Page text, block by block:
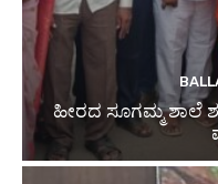
ಹೀರದ ಸೂಗಮ್ಮ ಶಾಲೆ